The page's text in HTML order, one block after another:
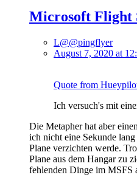
Microsoft Flight
L@@pingflyer
August 7, 2020 at
Quote from
Ich versuch's mit
Die Metapher hat aber
ich nicht eine Sekunde
Plane verzichten werde.
Plane aus dem Hangar zu
fehlenden Dinge im MSFS